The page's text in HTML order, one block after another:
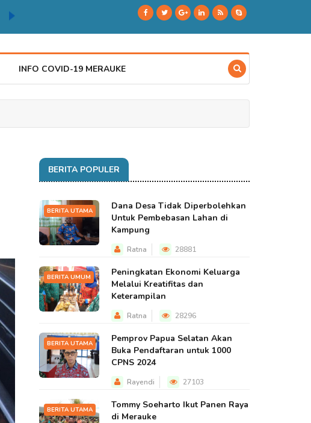
INFO COVID-19 MERAUKE
BERITA POPULER
BERITA UTAMA
Dana Desa Tidak Diperbolehkan
Untuk Pembebasan Lahan di
Kampung
Ratna 28881
BERITA UMUM
Peningkatan Ekonomi Keluarga
Melalui Kreatifitas dan
Keterampilan
Ratna 28296
BERITA UTAMA
Pemprov Papua Selatan Akan
Buka Pendaftaran untuk 1000
CPNS 2024
Rayendi 27103
BERITA UTAMA
Tommy Soeharto Ikut Panen Raya
di Merauke